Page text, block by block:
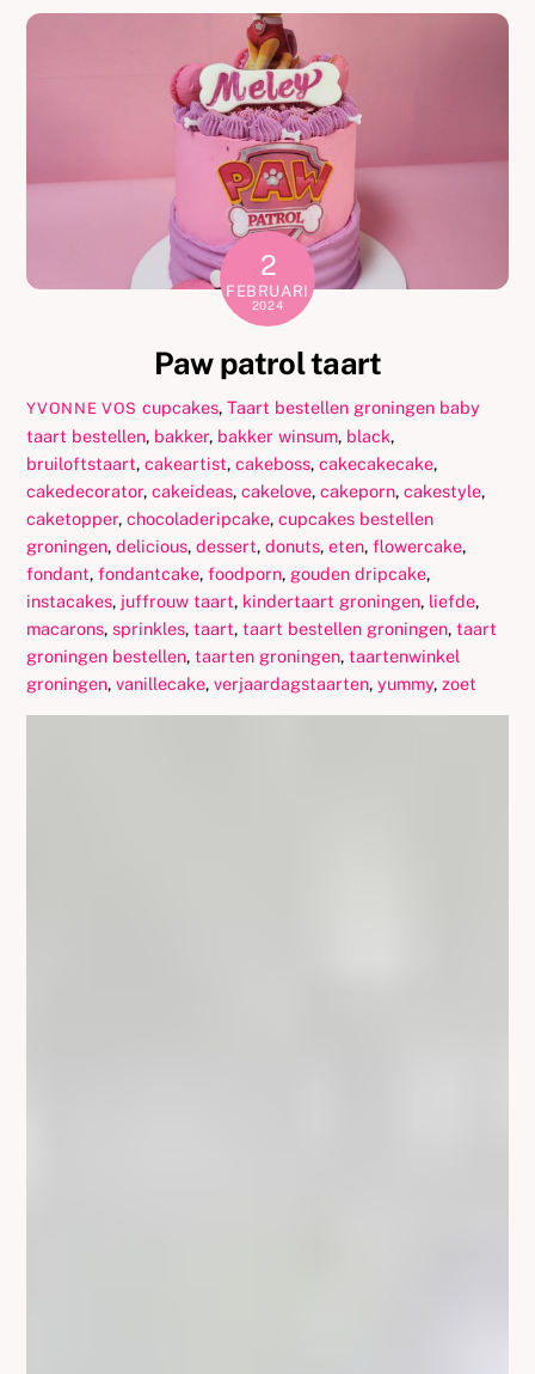
2
FEBRUARI
2024
Paw patrol taart
YVONNE VOS cupcakes, Taart bestellen groningen baby
taart bestellen, bakker, bakker winsum, black,
bruiloftstaart,cakeartist,cakeboss,cakecakecake,
cakedecorator,cakeideas,cakelove,cakeporn,cakestyle,
caketopper,chocoladeripcake,cupcakes bestellen
groningen,delicious,dessert,donuts,eten,flowercake,
fondant,fondantcake,foodporn, gouden dripcake,
instacakes, juffrouw taart, kindertaart groningen, liefde,
macarons,sprinkles,taart,taart bestellen groningen,taart
groningen bestellen,taarten groningen,taartenwinkel
groningen,vanillecake,verjaardagstaarten,yummy,zoet